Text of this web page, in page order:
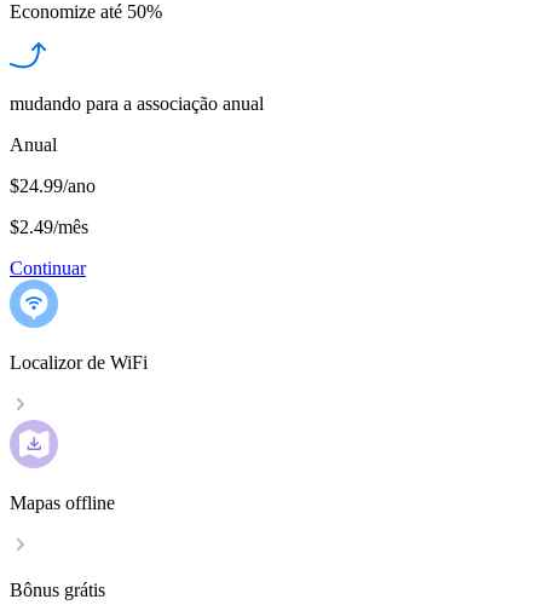
Economize até 50%
mudando para a associação anual
Anual
$24.99/ano
$2.49/mês
Continuar
Localizor de WiFi
Mapas offline
Bônus grátis